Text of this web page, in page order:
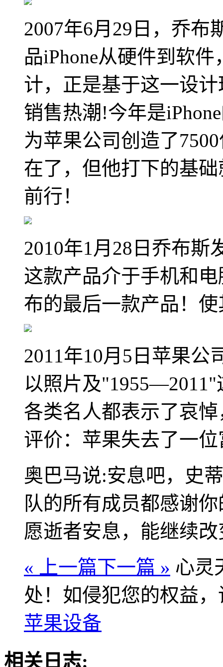
2007年6月29日，乔布
品iPhone从硬件到软
计，正是基于这一设
销售热潮!今年是
为苹果公司创造了
在了，但他打下的基
前行！
2010年1月28日乔布斯
这款产品介于手机和
布的最后一款产品！
2011年10月5日苹果公
以照片及
各类名人都表示了哀
评价：苹果失去了一
奥巴马说:安息吧，史
队的所有成员都感谢
愿逝者安息，能继续
« 上一篇下一篇 » 心灵
处！如侵犯您的权益
苹果设备
相关日志: